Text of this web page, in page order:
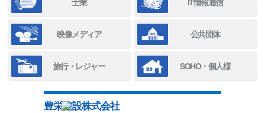
士業 IT情報通信
映像メディア 公共団体
旅行・レジャー SOHO・個人様
豊栄建設株式会社